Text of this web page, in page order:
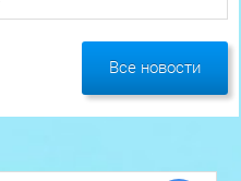
Все новости